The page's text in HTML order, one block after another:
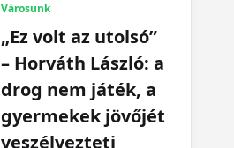
Városunk
„Ez volt az utolsó”
– Horváth László: a
drog nem játék, a
gyermekek jövőjét
veszélyezteti